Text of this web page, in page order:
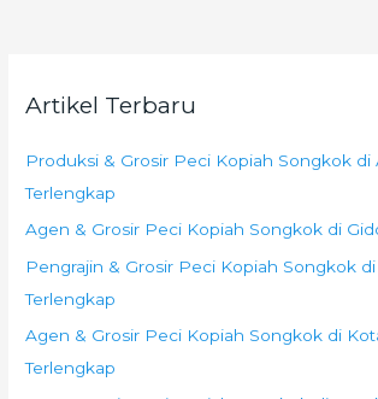
Artikel Terbaru
Produksi & Grosir Peci Kopiah Songkok di
Terlengkap
Agen & Grosir Peci Kopiah Songkok di
Pengrajin & Grosir Peci Kopiah Songkok
Terlengkap
Agen & Grosir Peci Kopiah Songkok di
Terlengkap